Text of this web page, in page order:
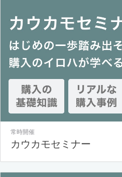
常時開催
カウカモセミナー